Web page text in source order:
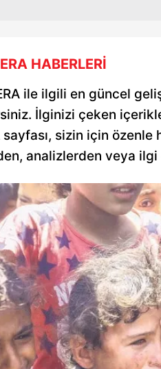
HABERLERİ
ile ilgili en güncel
İlginizi çeken
sayfası, sizin için özenle
analizlerden veya